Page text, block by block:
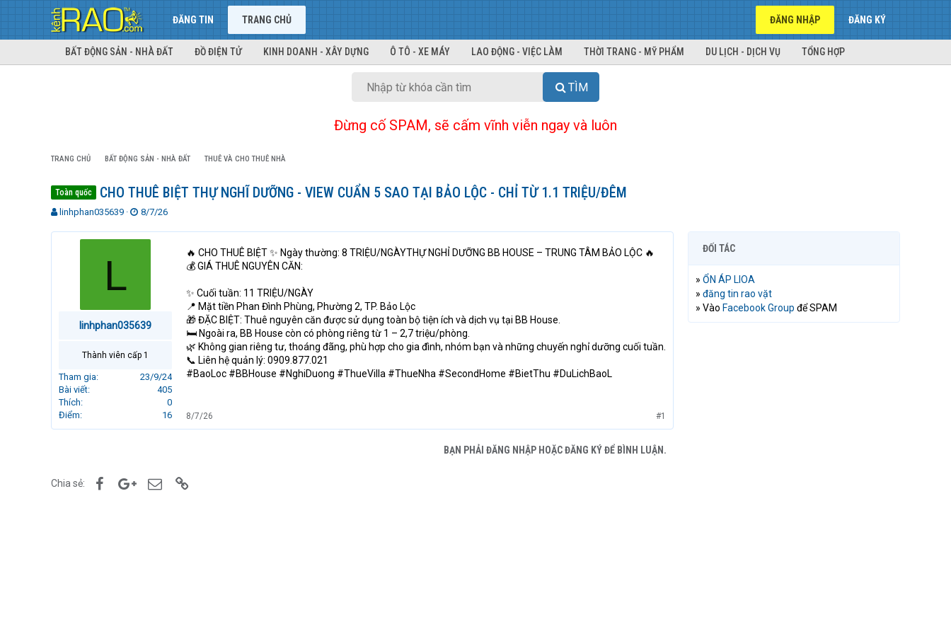
ĐĂNG TIN TRANG CHỦ ĐĂNG NHẬP ĐĂNG KÝ
BẤT ĐỘNG SẢN - NHÀ ĐẤT ĐỒ ĐIỆN TỬ KINH DOANH - XÂY DỰNG Ô TÔ - XE MÁY LAO ĐỘNG - VIỆC LÀM THỜI TRANG - MỸ PHẨM DU LỊCH - DỊCH VỤ TỔNG HỢP
TÌM
Đừng cố SPAM, sẽ cấm vĩnh viễn ngay và luôn
TRANG CHỦ BẤT ĐỘNG SẢN - NHÀ ĐẤT THUÊ VÀ CHO THUÊ NHÀ
Toàn quốc CHO THUÊ BIỆT THỰ NGHĨ DƯỠNG - VIEW CUẨN 5 SAO TẠI BẢO LỘC - CHỈ TỪ 1.1 TRIỆU/ĐÊM
Tlinhphan035639
N
à
8/7/26
L
linhphan035639
Thành viên cấp 1
Tham gia
23/9/24
Bài viết
405
Thích
0
Điểm
16
🔥 CHO THUÊ BIỆT ✨ Ngày thường: 8 TRIỆU/NGÀYTHỰ NGHỈ DƯỠNG BB HOUSE – TRUNG TÂM BẢO LỘC 🔥
💰 GIÁ THUÊ NGUYÊN CĂN:
✨ Cuối tuần: 11 TRIỆU/NGÀY
📍 Mặt tiền Phan Đình Phùng, Phường 2, TP. Bảo Lộc
🎁 ĐẶC BIỆT: Thuê nguyên căn được sử dụng toàn bộ tiện ích và dịch vụ tại BB House.
🛏️ Ngoài ra, BB House còn có phòng riêng từ 1 – 2,7 triệu/phòng.
🌿 Không gian riêng tư, thoáng đãng, phù hợp cho gia đình, nhóm bạn và những chuyến nghỉ dưỡng cuối tuần.
📞 Liên hệ quản lý: 0909.877.021
#BaoLoc #BBHouse #NghiDuong #ThueVilla #ThueNha #SecondHome #BietThu #DuLichBaoL
8/7/26 #1
BẠN PHẢI ĐĂNG NHẬP HOẶC ĐĂNG KÝ ĐỂ BÌNH LUẬN.
Chia sẻ: FacebookGoogle+Email
ĐỐI TÁC
» ỔN ÁP LIOA
» đăng tin rao vặt
» Vào Facebook Group để SPAM